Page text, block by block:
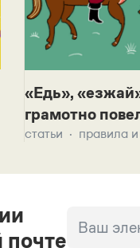
«Едь»,
грамотно
статьи правила
почте